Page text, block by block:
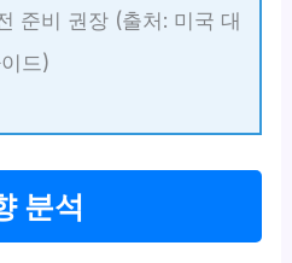
준비 권장 (출처: 미국 대
드)
분석